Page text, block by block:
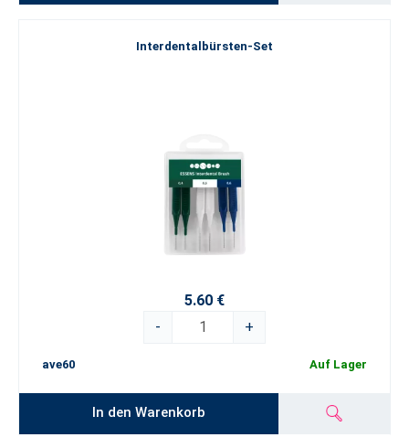
Interdentalbürsten-Set
5.60 €
-
+
ave60 Auf Lager
In den Warenkorb